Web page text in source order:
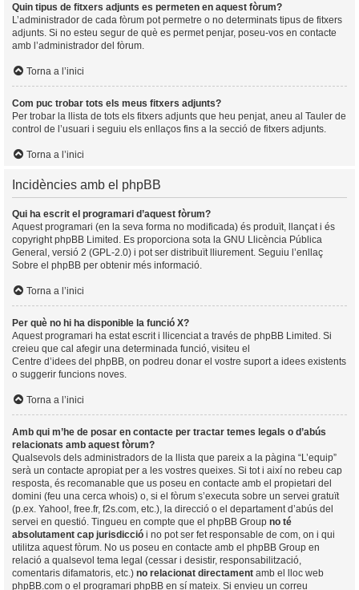
Quin tipus de fitxers adjunts es permeten en aquest fòrum?
L’administrador de cada fòrum pot permetre o no determinats tipus de fitxers
adjunts. Si no esteu segur de què es permet penjar, poseu-vos en contacte
amb l’administrador del fòrum.
Torna a l’inici
Com puc trobar tots els meus fitxers adjunts?
Per trobar la llista de tots els fitxers adjunts que heu penjat, aneu al Tauler de
control de l’usuari i seguiu els enllaços fins a la secció de fitxers adjunts.
Torna a l’inici
Incidències amb el phpBB
Qui ha escrit el programari d’aquest fòrum?
Aquest programari (en la seva forma no modificada) és produït, llançat i és
copyright phpBB Limited . Es proporciona sota la GNU Llicència Pública
General, versió 2 (GPL-2.0) i pot ser distribuït lliurement. Seguiu l’enllaç
Sobre el phpBB per obtenir més informació.
Torna a l’inici
Per què no hi ha disponible la funció X?
Aquest programari ha estat escrit i llicenciat a través de phpBB Limited. Si
creieu que cal afegir una determinada funció, visiteu el
Centre d’idees del phpBB , on podreu donar el vostre suport a idees existents
o suggerir funcions noves.
Torna a l’inici
Amb qui m’he de posar en contacte per tractar temes legals o d’abús
relacionats amb aquest fòrum?
Qualsevols dels administradors de la llista que pareix a la pàgina “L’equip”
serà un contacte apropiat per a les vostres queixes. Si tot i així no rebeu cap
resposta, és recomanable que us poseu en contacte amb el propietari del
domini (feu una cerca whois) o, si el fòrum s’executa sobre un servei gratuït
(p.ex. Yahoo!, free.fr, f2s.com, etc.), la direcció o el departament d’abús del
servei en questió. Tingueu en compte que el phpBB Group no té
absolutament cap jurisdicció i no pot ser fet responsable de com, on i qui
utilitza aquest fòrum. No us poseu en contacte amb el phpBB Group en
relació a qualsevol tema legal (cessar i desistir, responsabilització,
comentaris difamatoris, etc.) no relacionat directament amb el lloc web
phpBB.com o el programari phpBB en sí mateix. Si envieu un correu